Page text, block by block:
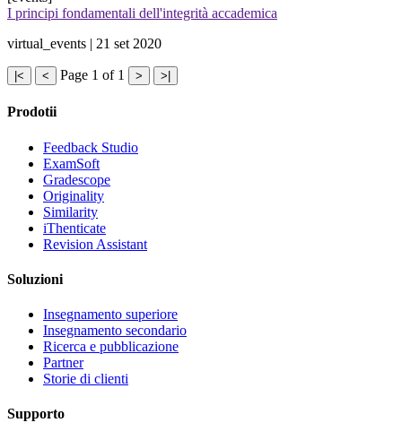
I principi fondamentali dell'integrità accademica
virtual_events | 21 set 2020
|< < Page 1 of 1 > >|
Prodotii
Feedback Studio
ExamSoft
Gradescope
Originality
Similarity
iThenticate
Revision Assistant
Soluzioni
Insegnamento superiore
Insegnamento secondario
Ricerca e pubblicazione
Partner
Storie di clienti
Supporto